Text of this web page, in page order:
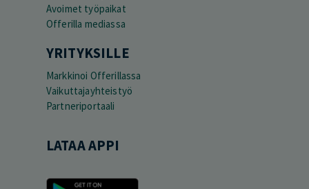
Avoimet työpaikat
Offerilla mediassa
YRITYKSILLE
Markkinoi Offerillassa
Vaikuttajayhteistyö
Partneriportaali
LATAA APPI